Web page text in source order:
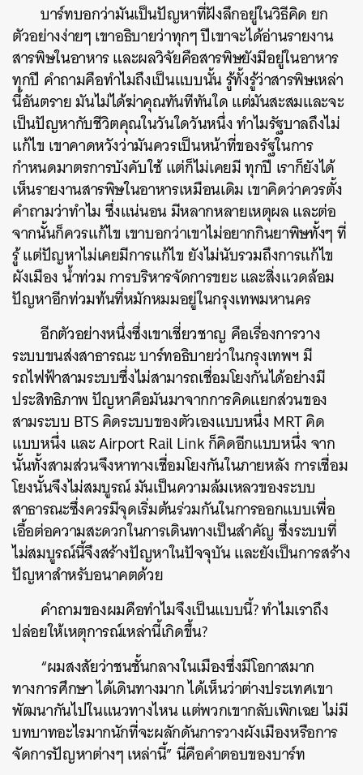
บาร์ทบอกว่ามันเป็นปัญหาที่ฝังลึกอยู่ในวิธีคิด ยก
ตัวอย่างง่ายๆ เขาอธิบายว่าทุกๆ ปีเขาจะได้อ่านรายงาน
สารพิษในอาหาร และผลวิจัยคือสารพิษยังมีอยู่ในอาหาร
ทุกปี คำถามคือทำไมถึงเป็นแบบนั้น รู้ทั้งรู้ว่าสารพิษเหล่า
นี้อันตราย มันไม่ได้ฆ่าคุณทันทีทันใด แต่มันสะสมและจะ
เป็นปัญหากับชีวิตคุณในวันใดวันหนึ่ง ทำไมรัฐบาลถึงไม่
แก้ไข เขาคาดหวังว่ามันควรเป็นหน้าที่ของรัฐในการ
กำหนดมาตรการบังคับใช้ แต่ก็ไม่เคยมี ทุกปี เราก็ยังได้
เห็นรายงานสารพิษในอาหารเหมือนเดิม เขาคิดว่าควรตั้ง
คำถามว่าทำไม ซึ่งแน่นอน มีหลากหลายเหตุผล และต่อ
จากนั้นก็ควรแก้ไข เขาบอกว่าเขาไม่อยากกินยาพิษทั้งๆ ที่
รู้ แต่ปัญหาไม่เคยมีการแก้ไข ยังไม่นับรวมถึงการแก้ไข
ผังเมือง น้ำท่วม การบริหารจัดการขยะ และสิ่งแวดล้อม
ปัญหาอีกท่วมท้นที่หมักหมมอยู่ในกรุงเทพมหานคร
อีกตัวอย่างหนึ่งซึ่งเขาเชี่ยวชาญ คือเรื่องการวาง
ระบบขนส่งสาธารณะ บาร์ทอธิบายว่าในกรุงเทพฯ มี
รถไฟฟ้าสามระบบซึ่งไม่สามารถเชื่อมโยงกันได้อย่างมี
ประสิทธิภาพ ปัญหาคือมันมาจากการคิดแยกส่วนของ
สามระบบ BTS คิดระบบของตัวเองแบบหนึ่ง MRT คิด
แบบหนึ่ง และ Airport Rail Link ก็คิดอีกแบบหนึ่ง จาก
นั้นทั้งสามส่วนจึงหาทางเชื่อมโยงกันในภายหลัง การเชื่อม
โยงนั้นจึงไม่สมบูรณ์ มันเป็นความล้มเหลวของระบบ
สาธารณะซึ่งควรมีจุดเริ่มต้นร่วมกันในการออกแบบเพื่อ
เอื้อต่อความสะดวกในการเดินทางเป็นสำคัญ ซึ่งระบบที่
ไม่สมบูรณ์นี้จึงสร้างปัญหาในปัจจุบัน และยังเป็นการสร้าง
ปัญหาสำหรับอนาคตด้วย
คำถามของผมคือทำไมจึงเป็นแบบนี้? ทำไมเราถึง
ปล่อยให้เหตุการณ์เหล่านี้เกิดขึ้น?
“ผมสงสัยว่าชนชั้นกลางในเมืองซึ่งมีโอกาสมาก
ทางการศึกษา ได้เดินทางมาก ได้เห็นว่าต่างประเทศเขา
พัฒนากันไปในแนวทางไหน แต่พวกเขากลับเพิกเฉย ไม่มี
บทบาทอะไรมากนักที่จะผลักดันการวางผังเมืองหรือการ
จัดการปัญหาต่างๆ เหล่านี้” นี่คือคำตอบของบาร์ท
SHARE TWEET LINE EMAIL